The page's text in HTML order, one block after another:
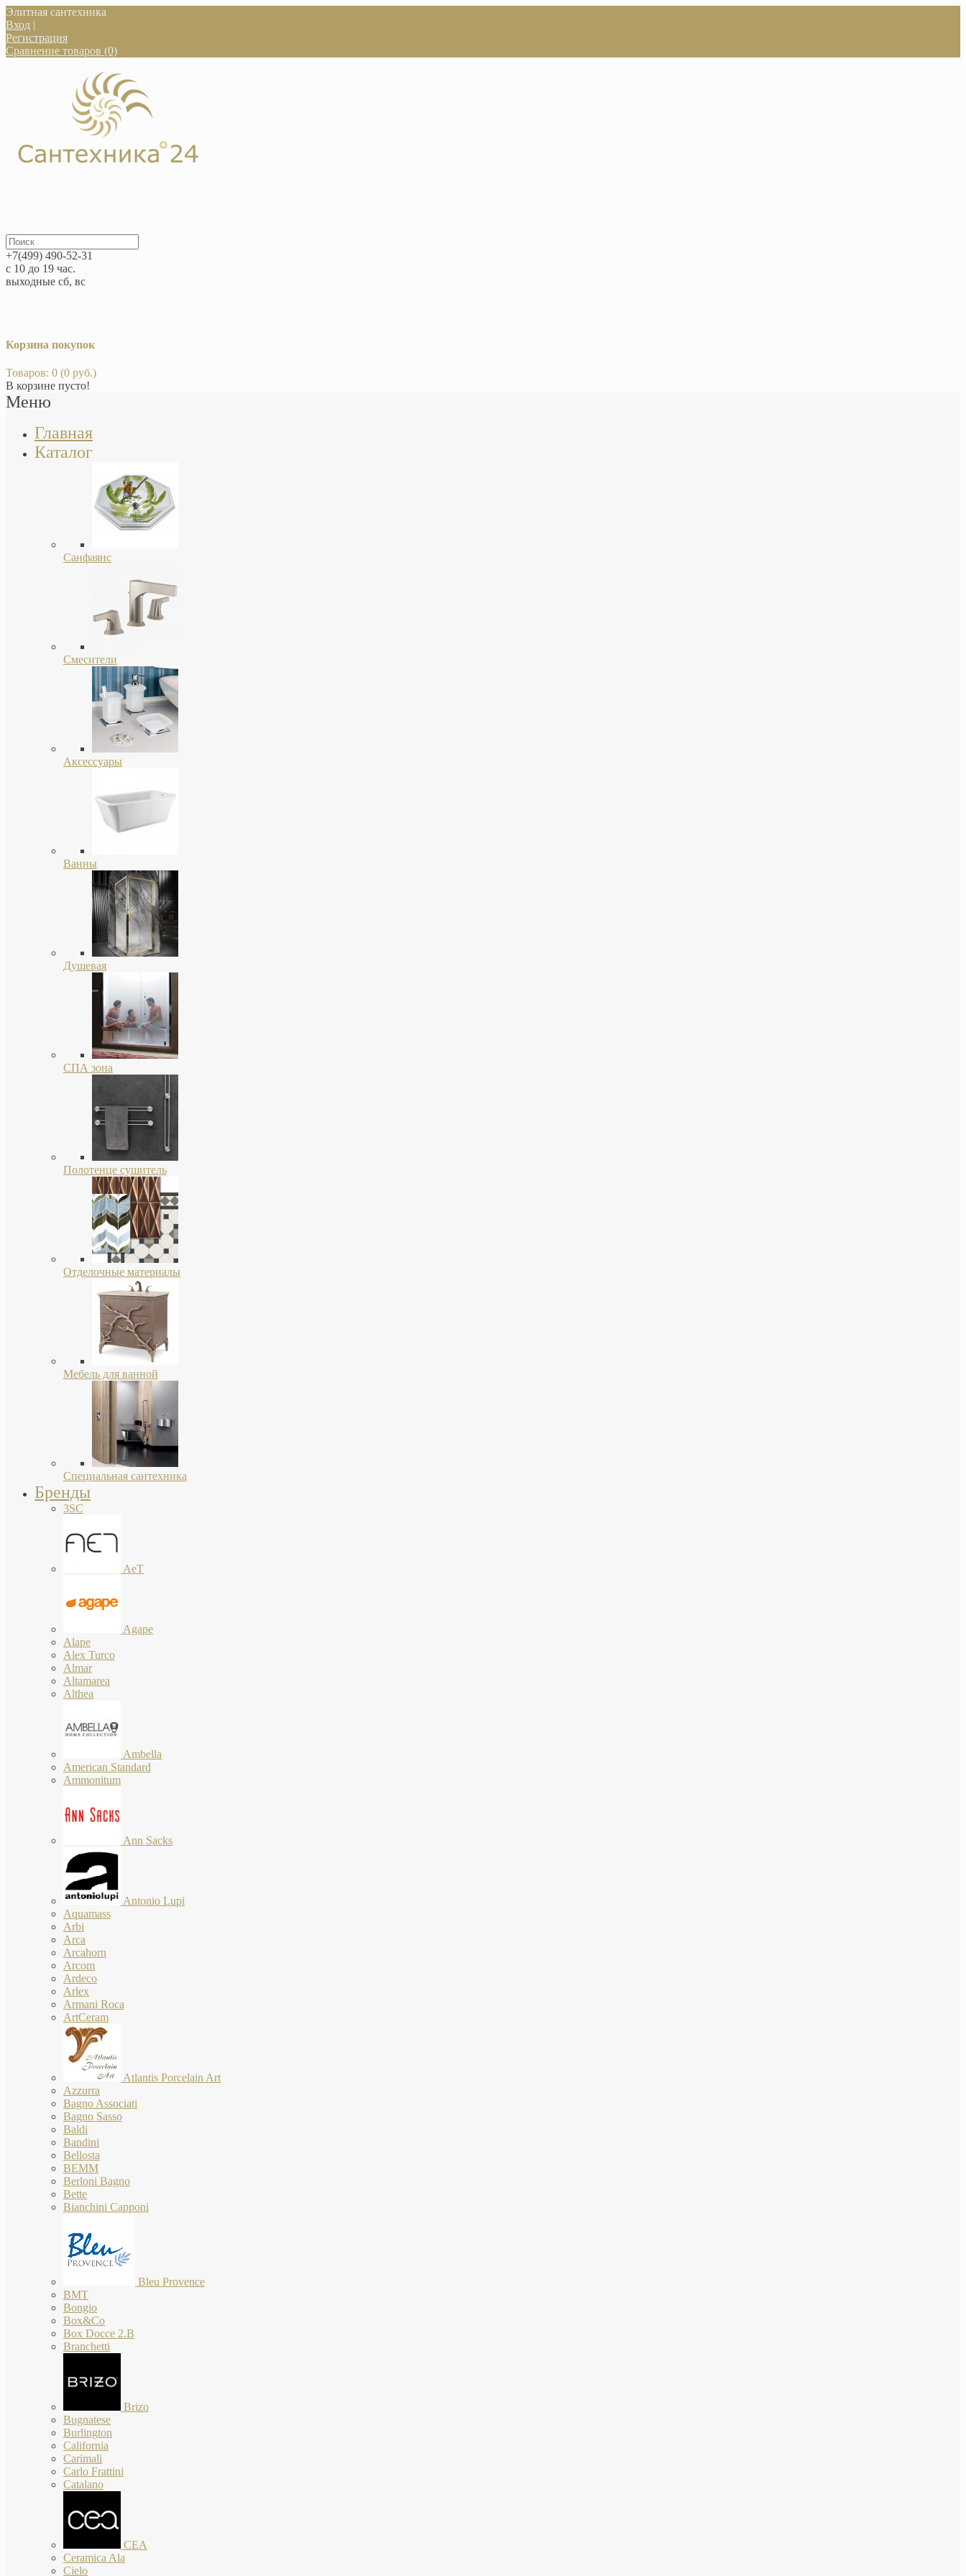
Элитная сантехника
Вход |
Регистрация
Сравнение товаров (0)
+7(499) 490-52-31
с 10 до 19 час.
выходные сб, вс
Корзина покупок
Товаров: 0 (0 руб.)
В корзине пусто!
Меню
Главная
Каталог
Санфаянс
Смесители
Аксессуары
Ванны
Душевая
СПА зона
Полотенце сушитель
Отделочные материалы
Мебель для ванной
Специальная сантехника
Бренды
3SC
AeT
Agape
Alape
Alex Turco
Almar
Altamarea
Althea
Ambella
American Standard
Ammonitum
Ann Sacks
Antonio Lupi
Aquamass
Arbi
Arca
Arcahorn
Arcom
Ardeco
Arlex
Armani Roca
ArtCeram
Atlantis Porcelain Art
Azzurra
Bagno Associati
Bagno Sasso
Baldi
Bandini
Bellosta
BEMM
Berloni Bagno
Bette
Bianchini Capponi
Bleu Provence
BMT
Bongio
Box&Co
Box Docce 2.B
Branchetti
Brizo
Bugnatese
Burlington
California
Carimali
Carlo Frattini
Catalano
CEA
Ceramica Ala
Cielo